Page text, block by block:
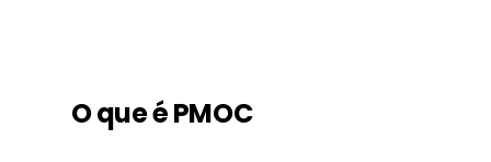
O que é PMOC